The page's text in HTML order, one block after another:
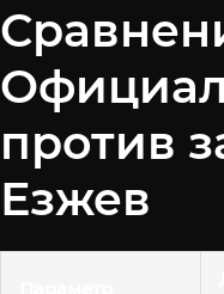
против
Езжев